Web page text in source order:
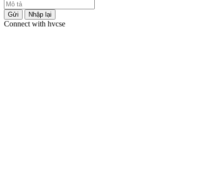
Gửi Nhập lại
Connect with hvcse